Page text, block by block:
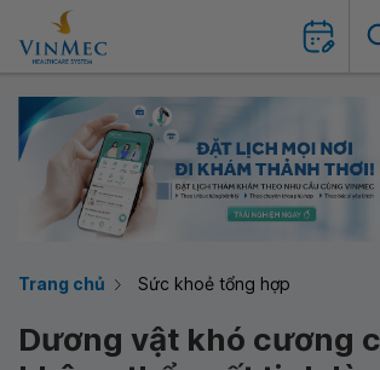
Trang chủ Sức khoẻ tổng hợp
Dương vật khó cương